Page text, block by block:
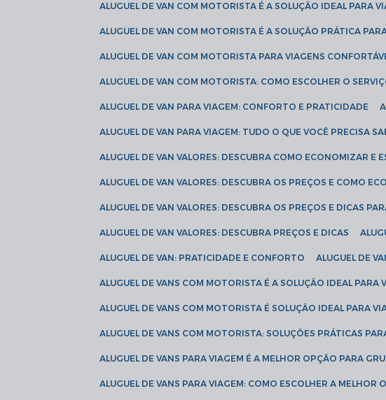
ALUGUEL DE VAN COM MOTORISTA É A SOLUÇÃO IDEAL PARA
ALUGUEL DE VAN COM MOTORISTA É A SOLUÇÃO PRÁTICA
ALUGUEL DE VAN COM MOTORISTA PARA VIAGENS
ALUGUEL DE VAN COM MOTORISTA: COMO ESCOLHER O
ALUGUEL DE VAN PARA VIAGEM: CONFORTO E PRATICIDADE
ALUGUEL DE VAN PARA VIAGEM: TUDO O QUE VOCÊ PRECISA
ALUGUEL DE VAN VALORES: DESCUBRA COMO ECONOMIZAR
ALUGUEL DE VAN VALORES: DESCUBRA OS PREÇOS E COMO
ALUGUEL DE VAN VALORES: DESCUBRA OS PREÇOS E DICAS
ALUGUEL DE VAN VALORES: DESCUBRA PREÇOS E DICAS
ALUGUEL DE VAN: PRATICIDADE E CONFORTO ALUGUEL DE
ALUGUEL DE VANS COM MOTORISTA É A SOLUÇÃO IDEAL PARA
ALUGUEL DE VANS COM MOTORISTA É SOLUÇÃO IDEAL PARA
ALUGUEL DE VANS COM MOTORISTA: SOLUÇÕES PRÁTICAS
ALUGUEL DE VANS PARA VIAGEM É A MELHOR OPÇÃO PARA
ALUGUEL DE VANS PARA VIAGEM: COMO ESCOLHER A MELHOR